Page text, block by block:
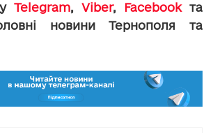
Telegram, Viber, Facebookта
новини Тернополя та